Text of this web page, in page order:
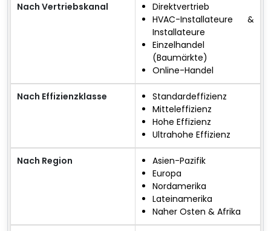
Nach Vertriebskanal
Direktvertrieb
HVAC-Installateure &
Installateure
Einzelhandel
(Baumärkte)
Online-Handel
Nach Effizienzklasse
Standardeffizienz
Mitteleffizienz
Hohe Effizienz
Ultrahohe Effizienz
Nach Region
Asien-Pazifik
Europa
Nordamerika
Lateinamerika
Naher Osten & Afrika